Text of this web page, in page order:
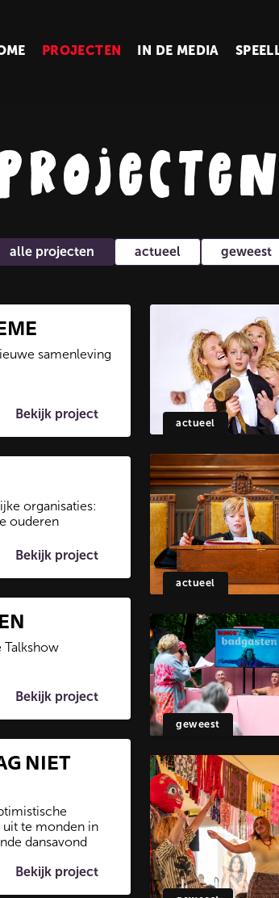
PROJECTEN IN DE MEDIA
alle projecten actueel geweest
samenleving
Bekijk project
actueel
actueel
organisaties:
ouderen
Bekijk project
Talkshow
Bekijk project
geweest
NIET
te monden in
dansavond
Bekijk project